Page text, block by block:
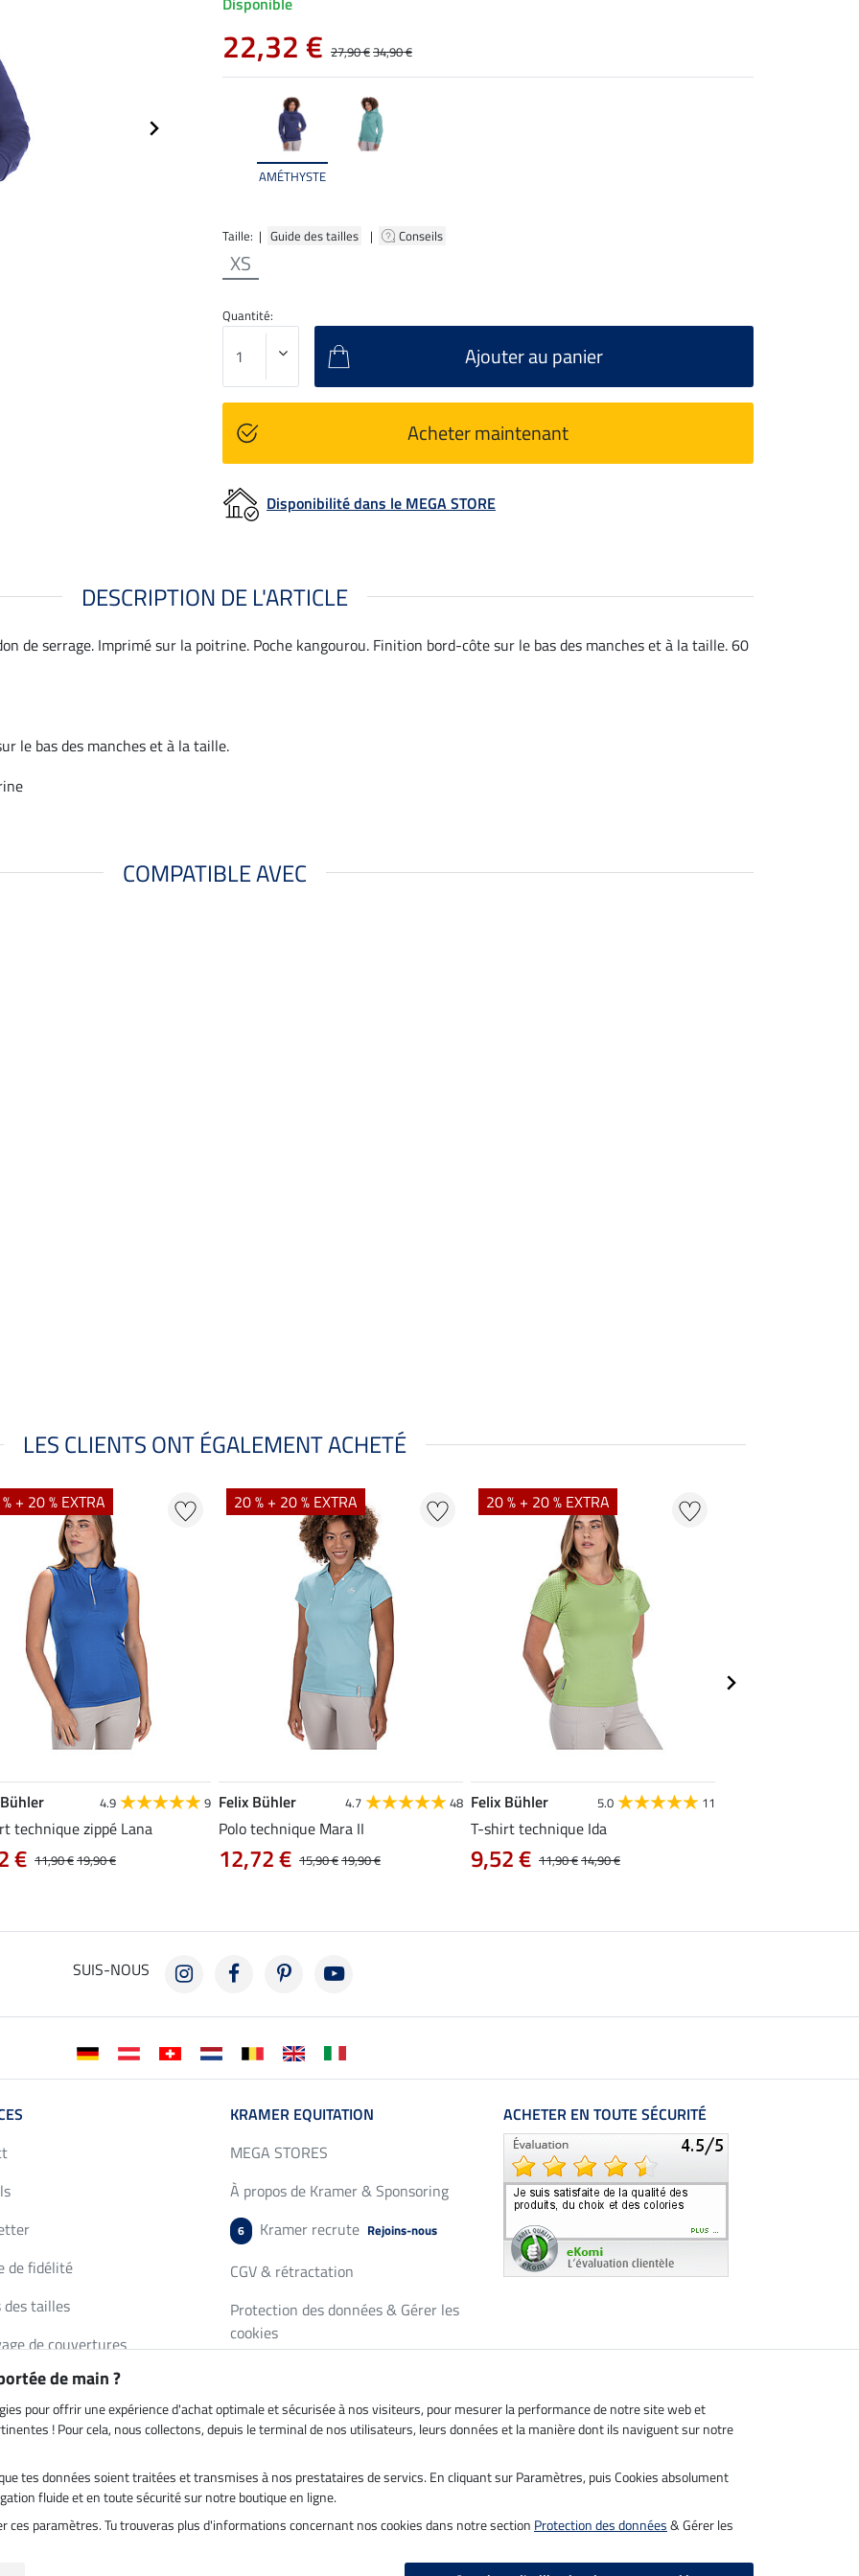
AMÉTHYSTE
Taille: | Guide des tailles | Conseils
XS
22,32 € 27,90 €34,90 €
Quantité:
Ajouter au panier
Acheter maintenant
Disponibilité dans le MEGA STORE
DESCRIPTION DE L'ARTICLE
de serrage. Imprimé sur la poitrine. Poche kangourou. Finition bord-côte sur le bas des manches et à la taille. 60
le bas des manches et à la taille.
COMPATIBLE AVEC
LES CLIENTS ONT ÉGALEMENT ACHETÉ
+ 20 % EXTRA
4.9 9
technique zippé Lana
11,90 €19,90 €
€
20 % + 20 % EXTRA
Felix Bühler 4.7 48
Polo technique Mara II
15,90 €19,90 €
12,72 €
20 % + 20 % EXTRA
Felix Bühler 5.0 11
T-shirt technique Ida
11,90 €14,90 €
9,52 €
SUIS-NOUS
de fidélité
des tailles
de couvertures
de catalogue
KRAMER EQUITATION
MEGA STORES
À propos de Kramer & Sponsoring
6 Kramer recrute Rejoins-nous
CGV & rétractation
Protection des données & Gérer les
cookies
ACHETER EN TOUTE SÉCURITÉ
par Paiement sécurisé
de main ?
pour offrir une expérience d'achat optimale et sécurisée à nos visiteurs, pour mesurer la performance de notre site web et
! Pour cela, nous collectons, depuis le terminal de nos utilisateurs, leurs données et la manière dont ils naviguent sur notre
tes données soient traitées et transmises à nos prestataires de servics. En cliquant sur Paramètres, puis Cookies absolument
fluide et en toute sécurité sur notre boutique en ligne.
ces paramètres. Tu trouveras plus d'informations concernant nos cookies dans notre section Protection des données& Gérer les